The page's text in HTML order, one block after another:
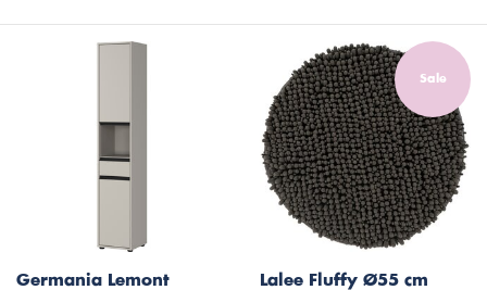
Germania Lemont
Sale
Lalee Fluffy Ø55 cm